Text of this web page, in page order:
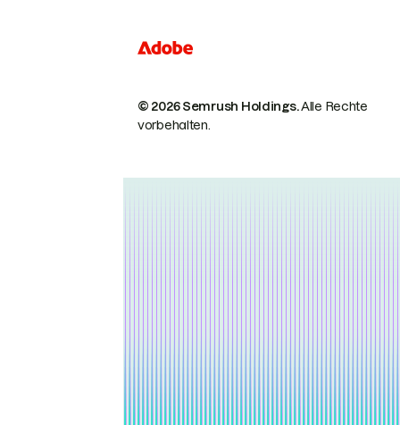
© 2026 Semrush Holdings.Alle Rechte
vorbehalten.